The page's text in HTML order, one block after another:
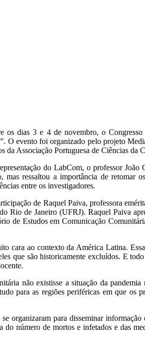
dias 3 e 4 de novembro, o
O evento foi organizado pelo projeto
da Associação Portuguesa de Ciências da
do LabCom, o professor
mas ressaltou a importância de retomar
entre os investigadores.
de Raquel Paiva, professora
Rio de Janeiro (UFRJ). Raquel Paiva
de Estudos em Comunicação
cara ao contexto da América Latina.
que são historicamente excluídos. E
não existisse a situação da
para as regiões periféricas em que os
organizaram para disseminar
número de mortos e infetados e das